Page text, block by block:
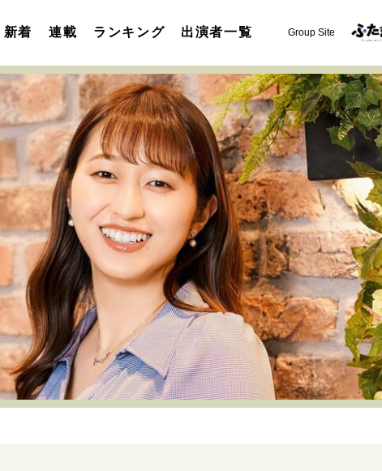
新着 連載 ランキング 出演者一覧 Group Site
運命を変えた出会い 決断の裏側 挫折からの再起 未知へ
表現者の葛藤
人生が動いた日 10代の挫折と原点
セカンドキャリアの描き方 独立という決断 大人の学び直し
夢を掴む選択
リーダーの流儀 変革の原動力 次世代へのバトン トップ